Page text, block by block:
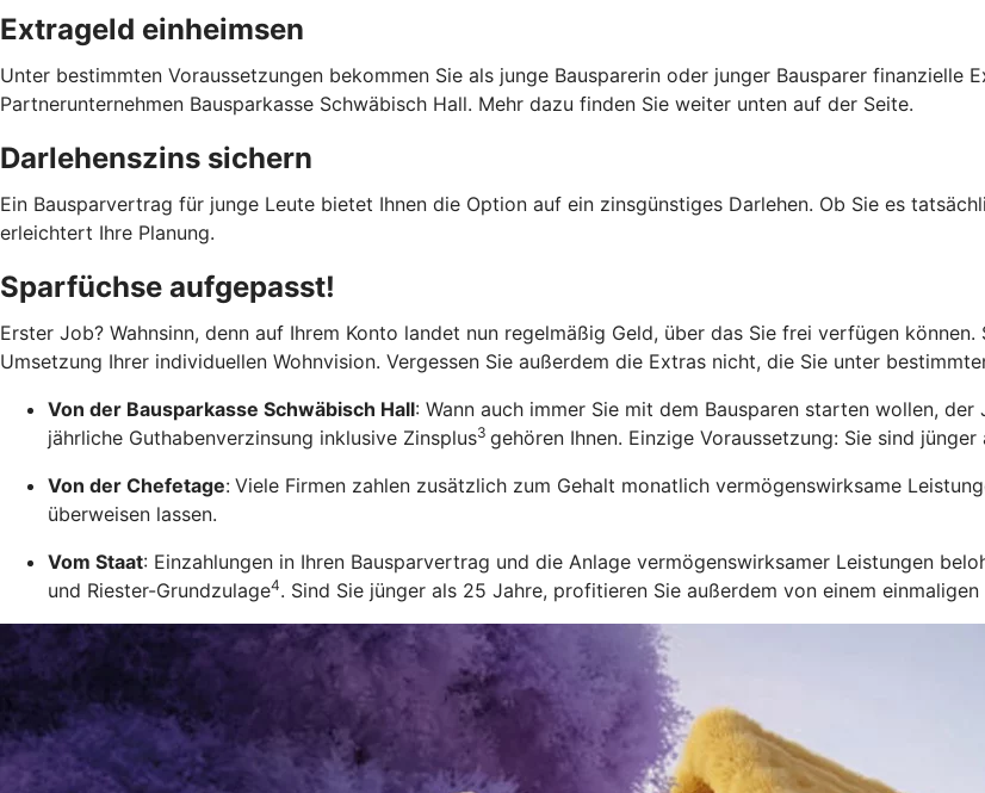
Extrageld einheimsen
Unter bestimmten Voraussetzungen bekommen Sie als junge Bausparerin oder junger Bausparer finanzielle
Partnerunternehmen Bausparkasse Schwäbisch Hall. Mehr dazu finden Sie weiter unten auf der Seite.
Darlehenszins sichern
Ein Bausparvertrag für junge Leute bietet Ihnen die Option auf ein zinsgünstiges Darlehen. Ob Sie es
erleichtert Ihre Planung.
Sparfüchse aufgepasst!
Erster Job? Wahnsinn, denn auf Ihrem Konto landet nun regelmäßig Geld, über das Sie frei verfügen
Umsetzung Ihrer individuellen Wohnvision. Vergessen Sie außerdem die Extras nicht, die Sie unter
Von der Bausparkasse Schwäbisch Hall: Wann auch immer Sie mit dem Bausparen starten wollen,
jährliche Guthabenverzinsung inklusive Zinsplus3 gehören Ihnen. Einzige Voraussetzung: Sie sind
Von der Chefetage: Viele Firmen zahlen zusätzlich zum Gehalt monatlich vermögenswirksame
überweisen lassen.
Vom Staat: Einzahlungen in Ihren Bausparvertrag und die Anlage vermögenswirksamer Leistungen
und Riester-Grundzulage4. Sind Sie jünger als 25 Jahre, profitieren Sie außerdem von einem